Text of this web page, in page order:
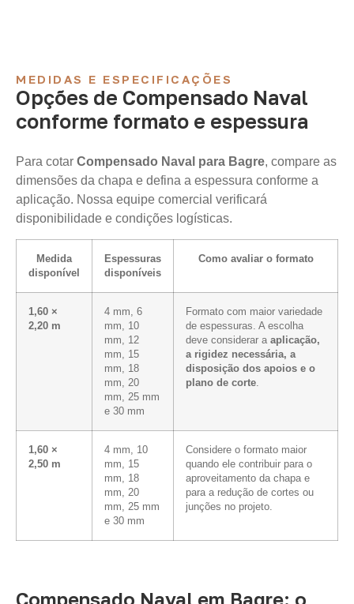
MEDIDAS E ESPECIFICAÇÕES
Opções de Compensado Naval
conforme formato e espessura
Para cotar Compensado Naval para Bagre, compare as
dimensões da chapa e defina a espessura conforme a
aplicação. Nossa equipe comercial verificará
disponibilidade e condições logísticas.
Medida
disponível
Espessuras
disponíveis
Como avaliar o formato
1,60 ×
2,20 m
4 mm, 6
mm, 10
mm, 12
mm, 15
mm, 18
mm, 20
mm, 25 mm
e 30 mm
Formato com maior variedade
de espessuras. A escolha
deve considerar a aplicação,
a rigidez necessária, a
disposição dos apoios e o
plano de corte.
1,60 ×
2,50 m
4 mm, 10
mm, 15
mm, 18
mm, 20
mm, 25 mm
e 30 mm
Considere o formato maior
quando ele contribuir para o
aproveitamento da chapa e
para a redução de cortes ou
junções no projeto.
Compensado Naval em Bagre: o